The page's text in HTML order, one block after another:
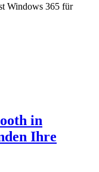
Windows 365 für
in
Ihre